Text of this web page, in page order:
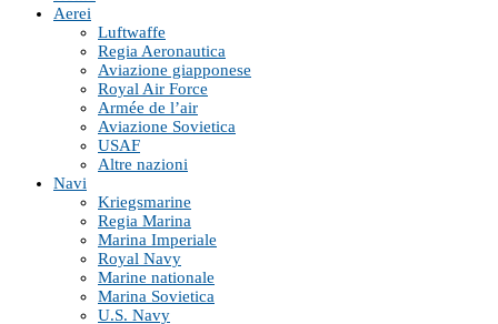
Aerei
Luftwaffe
Regia Aeronautica
Aviazione giapponese
Royal Air Force
Armée de l’air
Aviazione Sovietica
USAF
Altre nazioni
Navi
Kriegsmarine
Regia Marina
Marina Imperiale
Royal Navy
Marine nationale
Marina Sovietica
U.S. Navy